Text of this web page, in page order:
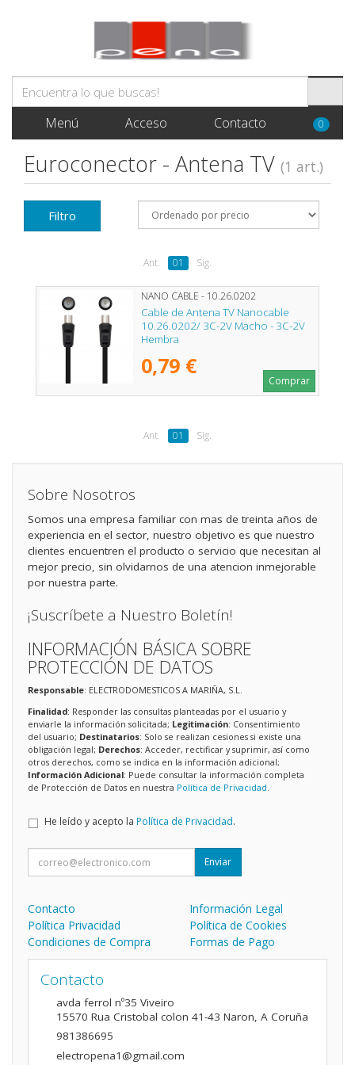
Menú Acceso Contacto 0
Euroconector - Antena TV (1 art.)
Filtro
Ant. 01 Sig.
NANO CABLE - 10.26.0202
Cable de Antena TV Nanocable
10.26.0202/ 3C-2V Macho - 3C-2V
Hembra
0,79 €
Comprar
Ant. 01 Sig.
Sobre Nosotros
Somos una empresa familiar con mas de treinta años de
experiencia en el sector, nuestro objetivo es que nuestro
clientes encuentren el producto o servicio que necesitan al
mejor precio, sin olvidarnos de una atencion inmejorable
por nuestra parte.
¡Suscríbete a Nuestro Boletín!
INFORMACIÓN BÁSICA SOBRE
PROTECCIÓN DE DATOS
Responsable: ELECTRODOMESTICOS A MARIÑA, S.L.
Finalidad: Responder las consultas planteadas por el usuario y
enviarle la información solicitada; Legitimación: Consentimiento
del usuario; Destinatarios: Solo se realizan cesiones si existe una
obligación legal; Derechos: Acceder, rectificar y suprimir, así como
otros derechos, como se indica en la información adicional;
Información Adicional: Puede consultar la información completa
de Protección de Datos en nuestra Política de Privacidad
He leído y acepto la Política de Privacidad.
Enviar
Contacto
Información Legal
Política Privacidad
Política de Cookies
Condiciones de Compra
Formas de Pago
Contacto
avda ferrol nº35 Viveiro
15570 Rua Cristobal colon 41-43 Naron, A Coruña
981386695
electropena1@gmail.com